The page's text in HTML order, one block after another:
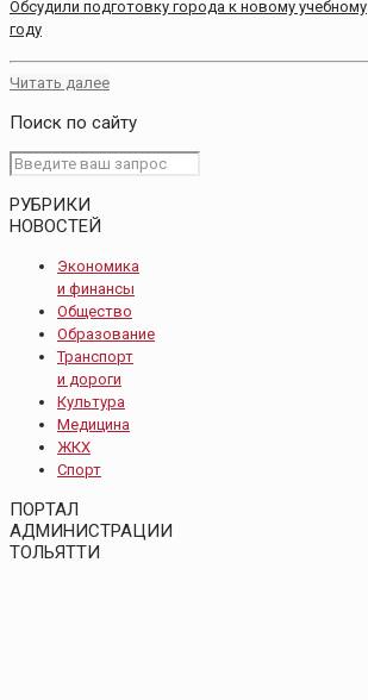
Обсудили подготовку города к новому учебному
году
Читать далее
Поиск по сайту
РУБРИКИ
НОВОСТЕЙ
Экономика
и финансы
Общество
Образование
Транспорт
и дороги
Культура
Медицина
ЖКХ
Спорт
ПОРТАЛ
АДМИНИСТРАЦИИ
ТОЛЬЯТТИ